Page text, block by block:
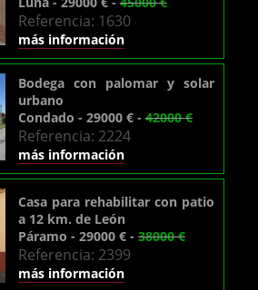
Referencia: 1630
más información
Bodega con palomar y solar
urbano
Condado - 29000 € - 42000 €
Referencia: 2224
más información
Casa para rehabilitar con patio
a 12 km. de León
Páramo - 29000 € - 38000 €
Referencia: 2399
más información